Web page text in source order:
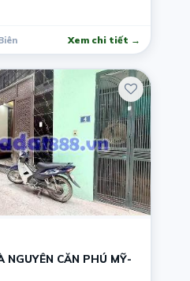
Xem chi tiết →
NGUYÊN CĂN PHÚ MỸ-